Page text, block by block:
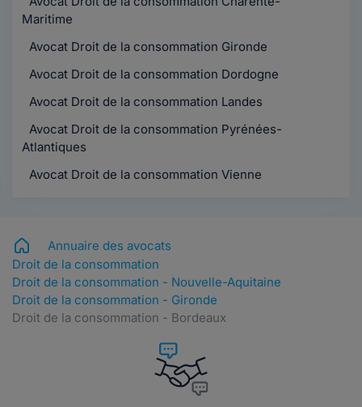
Maritime
Avocat Droit de la consommation Gironde
Avocat Droit de la consommation Dordogne
Avocat Droit de la consommation Landes
Avocat Droit de la consommation Pyrénées-
Atlantiques
Avocat Droit de la consommation Vienne
Annuaire des avocats
Droit de la consommation
Droit de la consommation - Nouvelle-Aquitaine
Droit de la consommation - Gironde
Droit de la consommation - Bordeaux